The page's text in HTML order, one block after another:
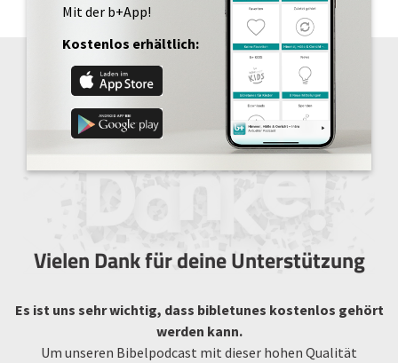
Mit der b+App!
Kostenlos erhältlich:
Vielen Dank für deine Unterstützung
Es ist uns sehr wichtig, dass bibletunes kostenlos gehört
werden kann.
Um unseren Bibelpodcast mit dieser hohen Qualität